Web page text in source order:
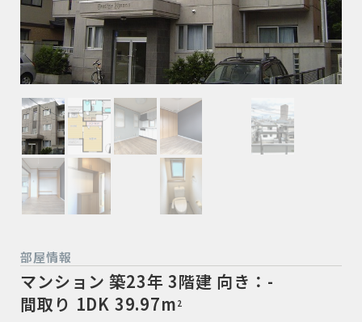
部屋情報
マンション 築23年 3階建 向き：-
間取り 1DK 39.97m 2